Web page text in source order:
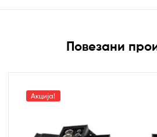
Повезани
Акција!